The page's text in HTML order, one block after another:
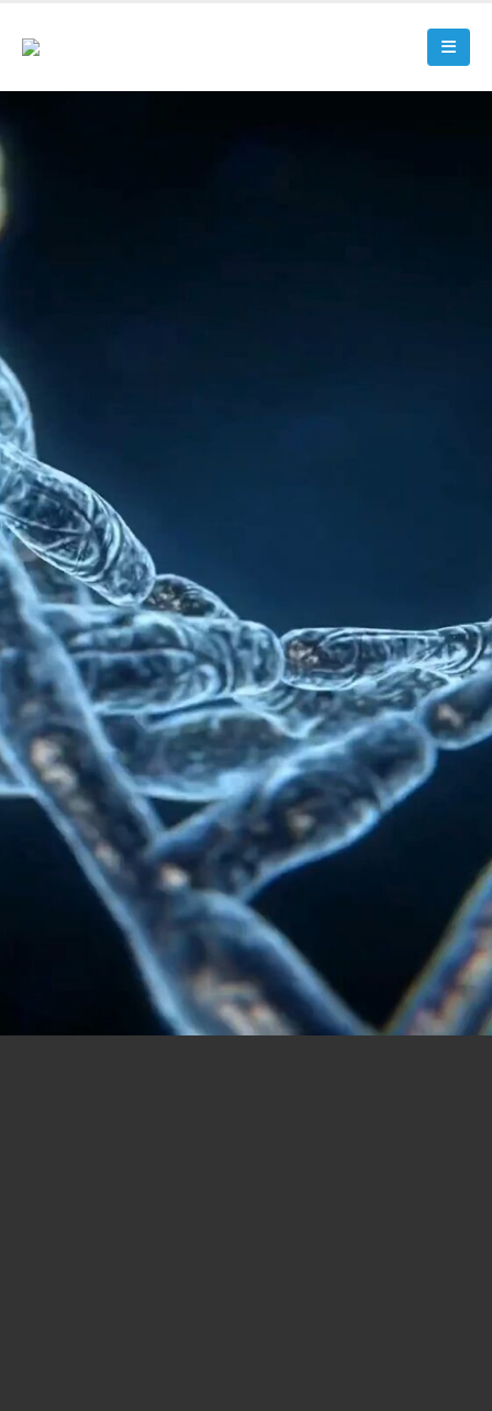
Эксклюзивная частная клиника,
специализирующаяся на терапии стволовыми
клетками. Предоставляет услуги по лечению
стволовыми клетками в Таиланде.
Cell La Vie стремится предоставить пациентам самое лучшее обслуживание и
комплексные решения. Мы являемся клиникой клеточной терапии в Бангкоке, которая
предоставляет терапию стволовыми клетками, исследования и разработки стволовых
клеток, производство клеток, а также разработку протоколов.